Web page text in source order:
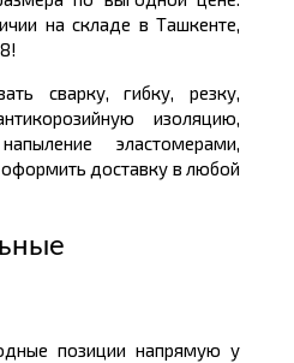
на складе в Ташкенте,
сварку, гибку, резку,
изоляцию,
эластомерами,
доставку в любой
позиции напрямую у